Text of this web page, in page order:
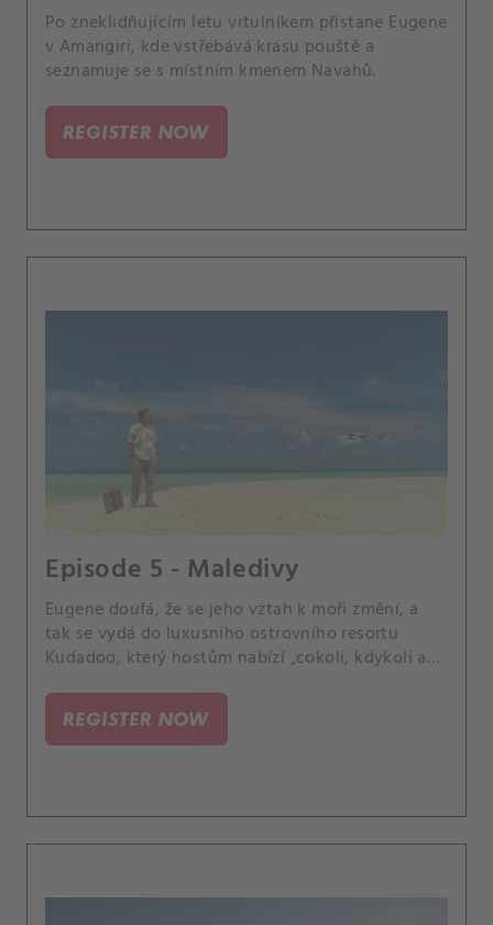
Po zneklidňujícím letu vrtulníkem přistane Eugene
v Amangiri, kde vstřebává krásu pouště a
seznamuje se s místním kmenem Navahů.
REGISTER NOW
Episode 5 - Maledivy
Eugene doufá, že se jeho vztah k moři změní, a
tak se vydá do luxusního ostrovního resortu
Kudadoo, který hostům nabízí „cokoli, kdykoli a
REGISTER NOW